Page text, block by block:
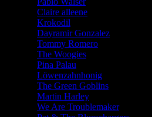
Claire alleene
Krokodil
Dayramir Gonzalez
Tommy Romero
The Woogies
Pina Palau
Löwenzahnhonig
The Green Goblins
Martin Harley
We Are Troublemaker